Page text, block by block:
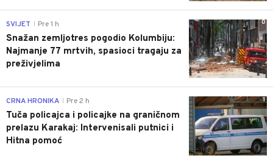
0
SVIJET Pre 1 h
Snažan zemljotres pogodio Kolumbiju:
Najmanje 77 mrtvih, spasioci tragaju za
preživjelima
1
CRNA HRONIKA Pre 2 h
Tuča policajca i policajke na graničnom
prelazu Karakaj: Intervenisali putnici i
Hitna pomoć